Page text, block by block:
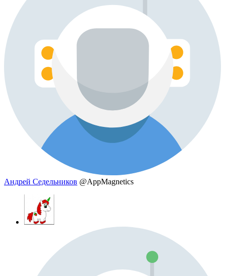
Андрей Седельников @AppMagnetics